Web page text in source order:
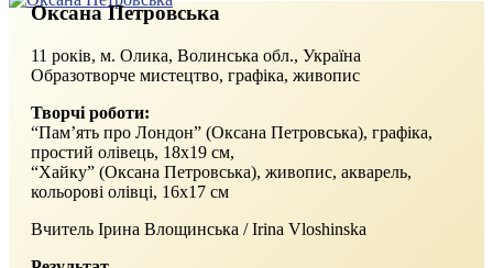
Оксана Петровська
11 років, м. Олика, Волинська обл., Україна
Образотворче мистецтво, графіка, живопис
Творчі роботи:
“Пам’ять про Лондон” (Оксана Петровська), графіка,
простий олівець, 18х19 см,
“Хайку” (Оксана Петровська), живопис, акварель,
кольорові олівці, 16х17 см
Вчитель Ірина Влощинська / Irina Vloshinska